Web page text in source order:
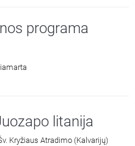
programa
litanija
Kryžiaus Atradimo (Kalvarijų)